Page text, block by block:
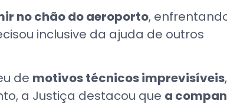
no chão do aeroporto,
inclusive da ajuda de outros
de motivos técnicos imprevisíveis,
a Justiça destacou que a